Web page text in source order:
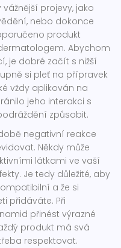
projevy, jako
nebo dokonce
produkt
Abychom
je dobré začít s nižší
si pleť na přípravek
vždy aplikován na
jeho interakci s
způsobit.
negativní reakce
Někdy může
látkami ve vaší
Je tedy důležité, aby
a že si
přidáváte. Při
přinést výrazné
produkt má svá
respektovat.